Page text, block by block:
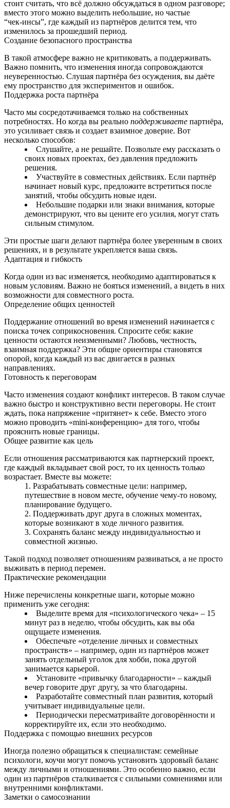
стоит считать, что всё должно обсуждаться в одном разговоре;
вместо этого можно выделить небольшие, но частые
“чек‑инсы”, где каждый из партнёров делится тем, что
изменилось за прошедший период.
Создание безопасного пространства
В такой атмосфере важно не критиковать, а поддерживать.
Важно помнить, что изменения иногда сопровождаются
неуверенностью. Слушая партнёра без осуждения, вы даёте
ему пространство для экспериментов и ошибок.
Поддержка роста партнёра
Часто мы сосредотачиваемся только на собственных
потребностях. Но когда вы реально поддерживаете партнёра,
это усиливает связь и создает взаимное доверие. Вот
несколько способов:
Слушайте, а не решайте. Позвольте ему рассказать о
своих новых проектах, без давления предложить
решения.
Участвуйте в совместных действиях. Если партнёр
начинает новый курс, предложите встретиться после
занятий, чтобы обсудить новые идеи.
Небольшие подарки или знаки внимания, которые
демонстрируют, что вы цените его усилия, могут стать
сильным стимулом.
Эти простые шаги делают партнёра более уверенным в своих
решениях, и в результате укрепляется ваша связь.
Адаптация и гибкость
Когда один из вас изменяется, необходимо адаптироваться к
новым условиям. Важно не бояться изменений, а видеть в них
возможности для совместного роста.
Определение общих ценностей
Поддержание отношений во время изменений начинается с
поиска точек соприкосновения. Спросите себя: какие
ценности остаются неизменными? Любовь, честность,
взаимная поддержка? Эти общие ориентиры становятся
опорой, когда каждый из вас двигается в разных
направлениях.
Готовность к переговорам
Часто изменения создают конфликт интересов. В таком случае
важно быстро и конструктивно вести переговоры. Не стоит
ждать, пока напряжение «притянет» к себе. Вместо этого
можно проводить «mini‑конференцию» для того, чтобы
прояснить новые границы.
Общее развитие как цель
Если отношения рассматриваются как партнерский проект,
где каждый вкладывает свой рост, то их ценность только
возрастает. Вместе вы можете:
Разрабатывать совместные цели: например,
путешествие в новом месте, обучение чему‑то новому,
планирование будущего.
Поддерживать друг друга в сложных моментах,
которые возникают в ходе личного развития.
Сохранять баланс между индивидуальностью и
совместной жизнью.
Такой подход позволяет отношениям развиваться, а не просто
выживать в период перемен.
Практические рекомендации
Ниже перечислены конкретные шаги, которые можно
применить уже сегодня:
Выделите время для «психологического чека» – 15
минут раз в неделю, чтобы обсудить, как вы оба
ощущаете изменения.
Обеспечьте «отделение личных и совместных
пространств» – например, один из партнёров может
занять отдельный уголок для хобби, пока другой
занимается карьерой.
Установите «привычку благодарности» – каждый
вечер говорите друг другу, за что благодарны.
Разработайте совместный план развития, который
учитывает индивидуальные цели.
Периодически пересматривайте договорённости и
корректируйте их, если это необходимо.
Поддержка с помощью внешних ресурсов
Иногда полезно обращаться к специалистам: семейные
психологи, коучи могут помочь установить здоровый баланс
между личными и отношениями. Это особенно важно, если
один из партнёров сталкивается с сильными сомнениями или
внутренними конфликтами.
Заметки о самосознании